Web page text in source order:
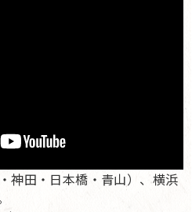
神田・日本橋・青山）、横浜